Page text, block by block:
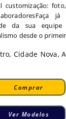
customização:
da sua equipe
desde o
Cidade Nova,
Comprar
Ver Modelos